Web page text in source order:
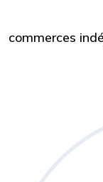
commerces